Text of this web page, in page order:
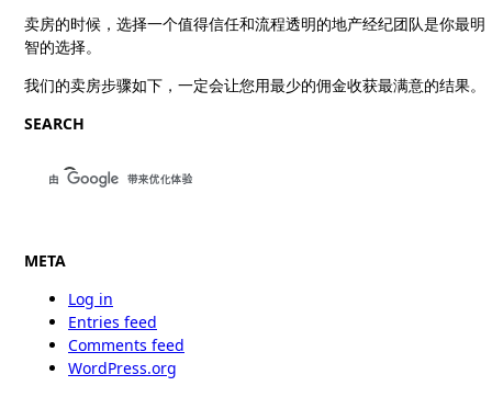
卖房的时候，选择一个值得信任和流程透明的地产经纪团队是你最明
智的选择。
我们的卖房步骤如下，一定会让您用最少的佣金收获最满意的结果。
SEARCH
META
Log in
Entries feed
Comments feed
WordPress.org